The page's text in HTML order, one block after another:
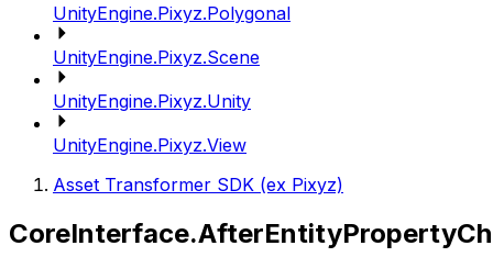
UnityEngine.Pixyz.Polygonal
UnityEngine.Pixyz.Scene
UnityEngine.Pixyz.Unity
UnityEngine.Pixyz.View
Asset Transformer SDK (ex Pixyz)